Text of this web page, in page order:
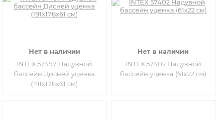
Нет в наличии
INTEX 57497 Надувной
бассейн Дисней уценка
(191х178х61 см)
Нет в наличии
INTEX 57402 Надувной
бассейн уценка (61х22 см)